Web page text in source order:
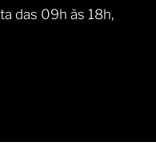
das 09h às 18h,